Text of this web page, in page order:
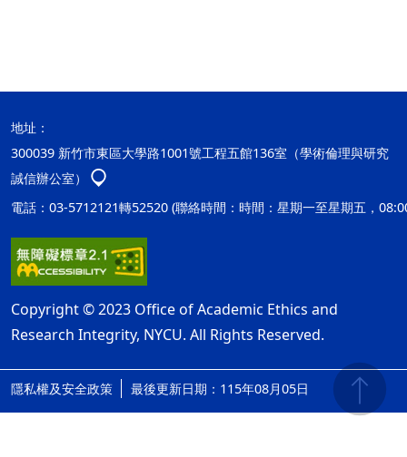
地址：
300039 新竹市東區大學路1001號工程五館136室（學術倫理與研究
誠信辦公室）
電話：03-5712121轉52520 (聯絡時間：時間：星期一至星期五，
Copyright © 2023 Office of Academic Ethics and
Research Integrity, NYCU. All Rights Reserved.
隱私權及安全政策 最後更新日期：115年08月05日 ap1